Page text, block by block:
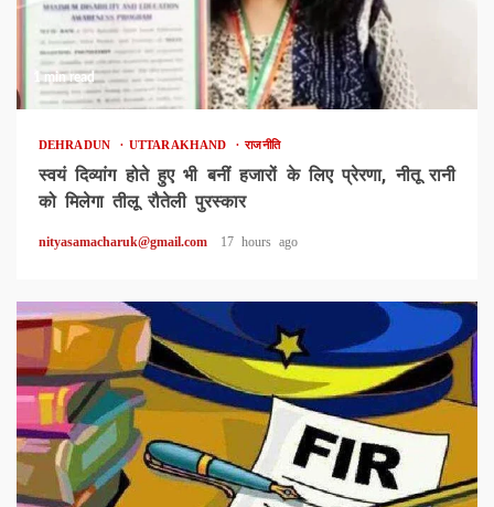
1 min read
DEHRADUN UTTARAKHAND राजनीति
स्वयं दिव्यांग होते हुए भी बनीं हजारों के लिए प्रेरणा, नीतू रानी
को मिलेगा तीलू रौतेली पुरस्कार
nityasamacharuk@gmail.com 17 hours ago